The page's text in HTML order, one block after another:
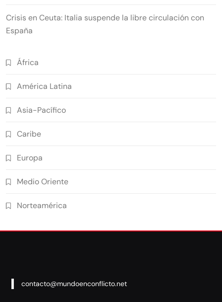
Crisis en Ceuta: Italia suspende la libre circulación con
España
África
América Latina
Asia-Pacífico
Caribe
Europa
Medio Oriente
Norteamérica
contacto@mundoenconflicto.net